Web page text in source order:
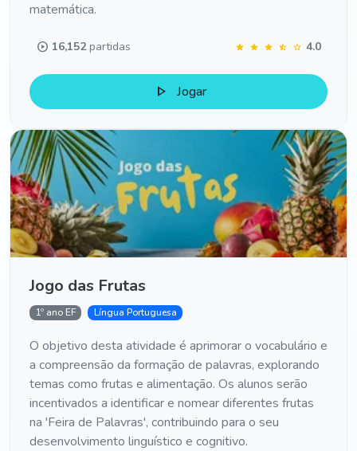
matemática.
play_circle 16,152partidas star star star star_half star 4.0
play_arrow Jogar
Jogo das Frutas
1º ano EF Língua Portuguesa
O objetivo desta atividade é aprimorar o vocabulário e
a compreensão da formação de palavras, explorando
temas como frutas e alimentação. Os alunos serão
incentivados a identificar e nomear diferentes frutas
na 'Feira de Palavras', contribuindo para o seu
desenvolvimento linguístico e cognitivo.